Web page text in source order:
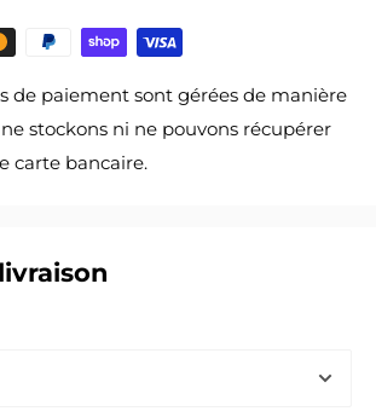
de paiement sont gérées de manière
stockons ni ne pouvons récupérer
carte bancaire.